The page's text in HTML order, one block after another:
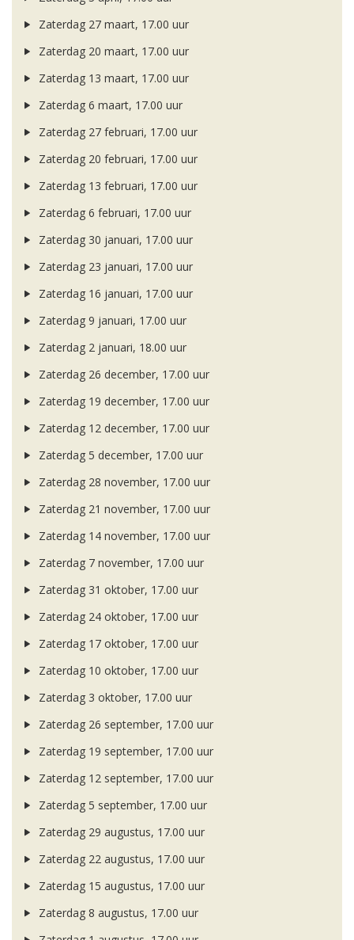
Zaterdag 27 maart, 17.00 uur
Zaterdag 20 maart, 17.00 uur
Zaterdag 13 maart, 17.00 uur
Zaterdag 6 maart, 17.00 uur
Zaterdag 27 februari, 17.00 uur
Zaterdag 20 februari, 17.00 uur
Zaterdag 13 februari, 17.00 uur
Zaterdag 6 februari, 17.00 uur
Zaterdag 30 januari, 17.00 uur
Zaterdag 23 januari, 17.00 uur
Zaterdag 16 januari, 17.00 uur
Zaterdag 9 januari, 17.00 uur
Zaterdag 2 januari, 18.00 uur
Zaterdag 26 december, 17.00 uur
Zaterdag 19 december, 17.00 uur
Zaterdag 12 december, 17.00 uur
Zaterdag 5 december, 17.00 uur
Zaterdag 28 november, 17.00 uur
Zaterdag 21 november, 17.00 uur
Zaterdag 14 november, 17.00 uur
Zaterdag 7 november, 17.00 uur
Zaterdag 31 oktober, 17.00 uur
Zaterdag 24 oktober, 17.00 uur
Zaterdag 17 oktober, 17.00 uur
Zaterdag 10 oktober, 17.00 uur
Zaterdag 3 oktober, 17.00 uur
Zaterdag 26 september, 17.00 uur
Zaterdag 19 september, 17.00 uur
Zaterdag 12 september, 17.00 uur
Zaterdag 5 september, 17.00 uur
Zaterdag 29 augustus, 17.00 uur
Zaterdag 22 augustus, 17.00 uur
Zaterdag 15 augustus, 17.00 uur
Zaterdag 8 augustus, 17.00 uur